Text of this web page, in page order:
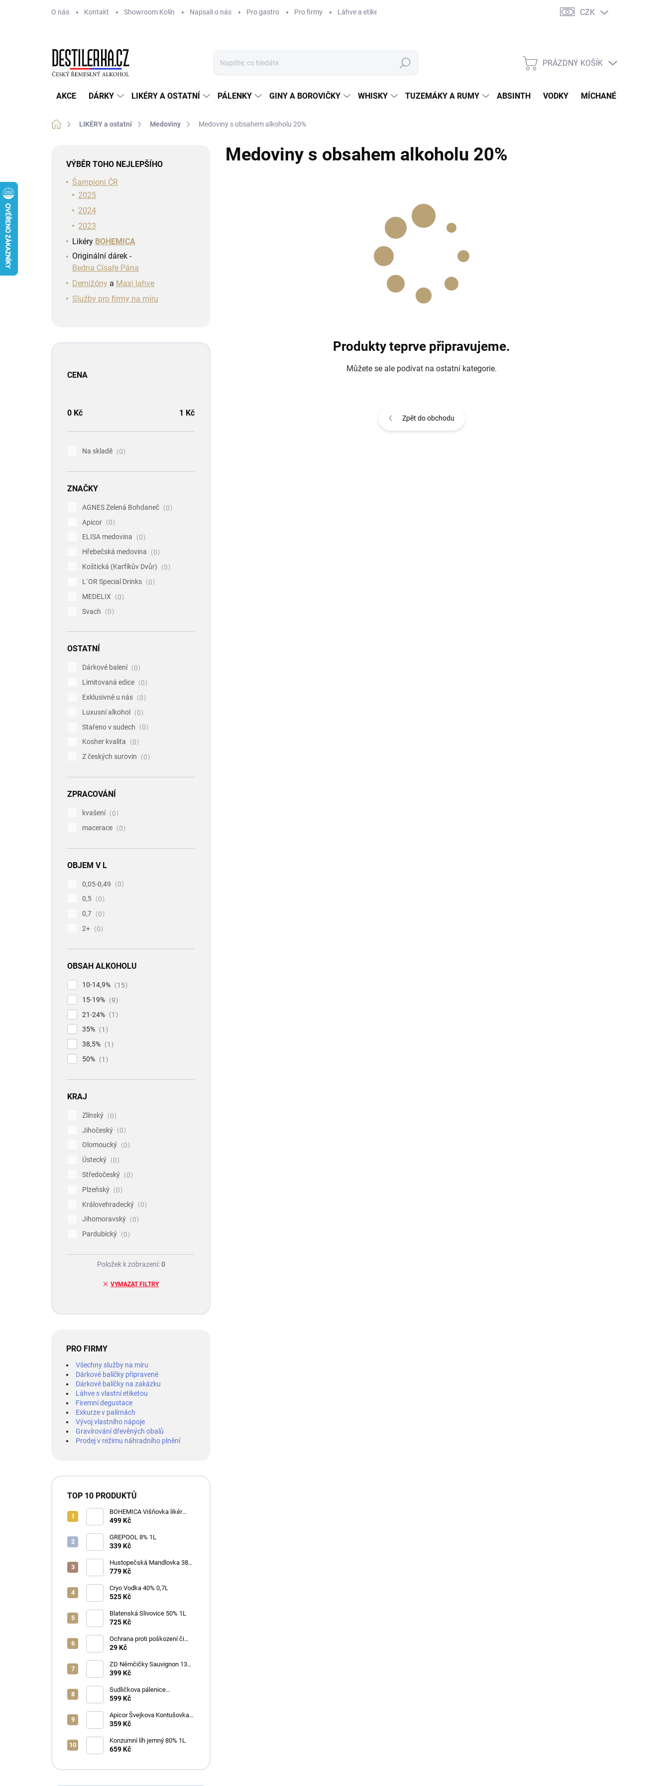
O nás Kontakt Showroom Kolín Napsali o nás Pro gastro Pro firmy Láhve a etikety na míru Doprava Jak balíme zásilky
CZK
Hledat
NÁKUPNÍ
PRÁZDNÝ KOŠÍK
AKCE DÁRKY LIKÉRY A OSTATNÍ PÁLENKY GINY A BOROVIČKY WHISKY TUZEMÁKY A RUMY ABSINTH VODKY MÍCHANÉ DRINKY
Domů LIKÉRY a ostatní Medoviny Medoviny s obsahem alkoholu 20%
VÝBĚR TOHO NEJLEPŠÍHO
Šampioni ČR
2025
2024
2023
Likéry BOHEMICA
Originální dárek -
Bedna Císaře Pána
Demižóny a Maxi lahve
Služby pro firmy na míru
CENA
0 Kč 1 Kč
Na skladě 0
ZNAČKY
AGNES Zelená Bohdaneč
0
Apicor
0
ELISA medovina
0
Hřebečská medovina
0
Koštická (Karfíkův Dvůr)
0
L´OR Special Drinks
0
MEDELIX
0
Svach
0
OSTATNÍ
Dárkové balení
0
Limitovaná edice
0
Exklusivně u nás
0
Luxusní alkohol
0
Stařeno v sudech
0
Kosher kvalita
0
Z českých surovin
0
ZPRACOVÁNÍ
kvašení
0
macerace
0
OBJEM V L
0,05-0,49
0
0,5
0
0,7
0
2+
0
OBSAH ALKOHOLU
10-14,9%
15
15-19%
9
21-24%
1
35%
1
38,5%
1
50%
1
KRAJ
Zlínský
0
Jihočeský
0
Olomoucký
0
Ústecký
0
Středočeský
0
Plzeňský
0
Královehradecký
0
Jihomoravský
0
Pardubický
0
VYMAZAT FILTRY
Položek k zobrazení:0
PRO FIRMY
Všechny služby na míru
Dárkové balíčky připravené
Dárkové balíčky na zakázku
Láhve s vlastní etiketou
Firemní degustace
Exkurze v palírnách
Vývoj vlastního nápoje
Gravírování dřevěných obalů
Prodej v režimu náhradního plnění
TOP 10 PRODUKTŮ
BOHEMICA Višňovka likér
25% 0,7L
499 Kč
GREPOOL 8% 1L
339 Kč
Hustopečská Mandlovka 38%
1L
779 Kč
Cryo Vodka 40% 0,7L
525 Kč
Blatenská Slivovice 50% 1L
725 Kč
Ochrana proti poškození či
ztrátě
29 Kč
ZD Němčičky Sauvignon 13%
2025 Bag in Box 3L - suché
399 Kč
Sudličkova pálenice
Ořechovka 30% 0,7L
599 Kč
Apicor Švejkova Kontušovka
40% 0,5L
359 Kč
Konzumní líh jemný 80% 1L
659 Kč
Medoviny s obsahem alkoholu 20%
Produkty teprve připravujeme.
Můžete se ale podívat na ostatní kategorie.
Zpět do obchodu